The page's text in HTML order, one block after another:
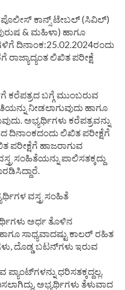
ಪೊಲೀಸ್ ಕಾನ್ಸ್ ಟೇಬಲ್ (ಸಿವಿಲ್)
& ಮಹಿಳಾ) ಹಾಗೂ
ದಿನಾಂಕ:25.02.2024ರಂದು
ಲಿಖಿತ ಪರೀಕ್ಷೆ
ಕರೆಪತ್ರದ ಬಗ್ಗೆ ಮುಂಬರುವ
ನೀಡಲಾಗುವುದು ಹಾಗೂ
ಅಭ್ಯರ್ಥಿಗಳು ಕರೆಪತ್ರವನ್ನು
ಲಿಖಿತ ಪರೀಕ್ಷೆಗೆ
ಪರೀಕ್ಷೆಗೆ ಹಾಜರಾಗುವ
ಸಂಹಿತೆಯನ್ನು ಪಾಲಿಸತಕ್ಕದ್ದು
ವಸ್ತ್ರ ಸಂಹಿತೆ
ಅರ್ಧ ತೊಳಿನ
ಸಾಧ್ಯವಾದಷ್ಟು ಕಾಲರ್ ರಹಿತ
ದೊಡ್ಡ ಬಟನ್‌ಗಳು ಇರುವ
ಧರಿಸತಕ್ಕದ್ದಲ್ಲ.
ಅಭ್ಯರ್ಥಿಗಳು ತೆಳುವಾದ